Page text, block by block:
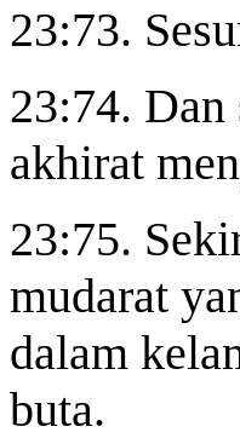
23:73.
23:74. Dan
akhirat
23:75.
mudarat
dalam
buta.